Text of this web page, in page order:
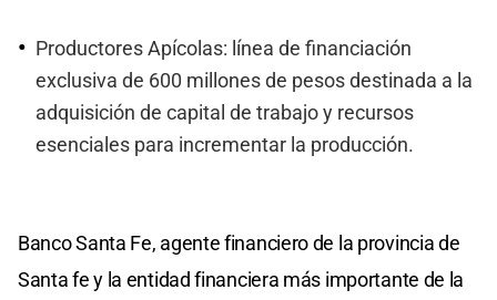
Productores Apícolas: línea de financiación
exclusiva de 600 millones de pesos destinada a la
adquisición de capital de trabajo y recursos
esenciales para incrementar la producción.
Banco Santa Fe, agente financiero de la provincia de
Santa fe y la entidad financiera más importante de la